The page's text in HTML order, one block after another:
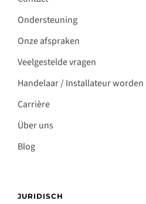
Ondersteuning
Onze afspraken
Veelgestelde vragen
Handelaar / Installateur worden
Carrière
Über uns
Blog
JURIDISCH